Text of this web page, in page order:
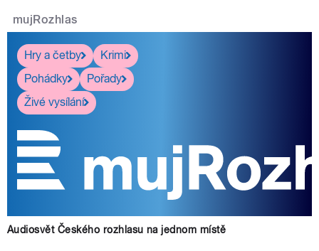
mujRozhlas
Hry a četby
Krimi
Pohádky
Pořady
Živé vysílání
Audiosvět Českého rozhlasu na jednom místě